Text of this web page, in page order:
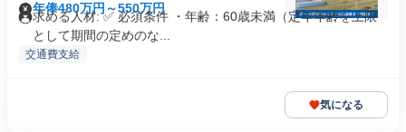
年俸480万円～550万円
求める人材: ✅ 必須条件 ・年齢：60歳未満（定年年齢を上限
として期間の定めのな...
交通費支給
気になる